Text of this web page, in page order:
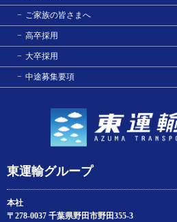
東運輸グループ
本社
〒278-0037 千葉県野田市野田355-3
ご家族の皆さまへ
高卒採用
大卒採用
中途募集要項